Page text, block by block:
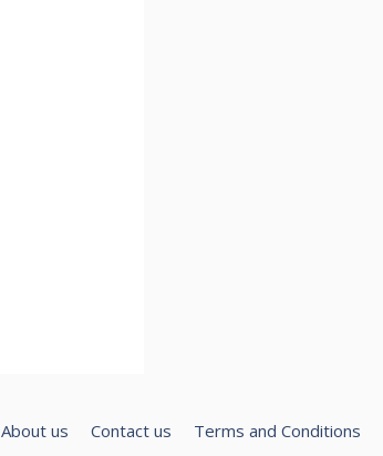
About us Contact us Terms and Conditions